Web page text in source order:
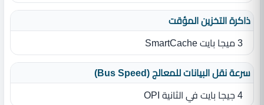
ذاكرة التخزين المؤقت
3 ميجا بايت SmartCache
سرعة نقل البيانات للمعالج (Bus Speed)
4 جيجا بايت في الثانية OPI